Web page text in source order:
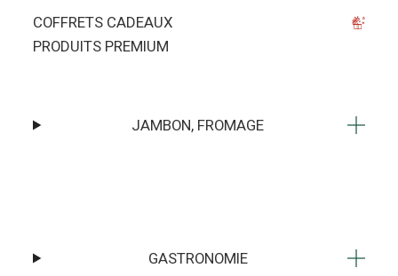
COFFRETS CADEAUX
PRODUITS PREMIUM
JAMBON, FROMAGE
GASTRONOMIE